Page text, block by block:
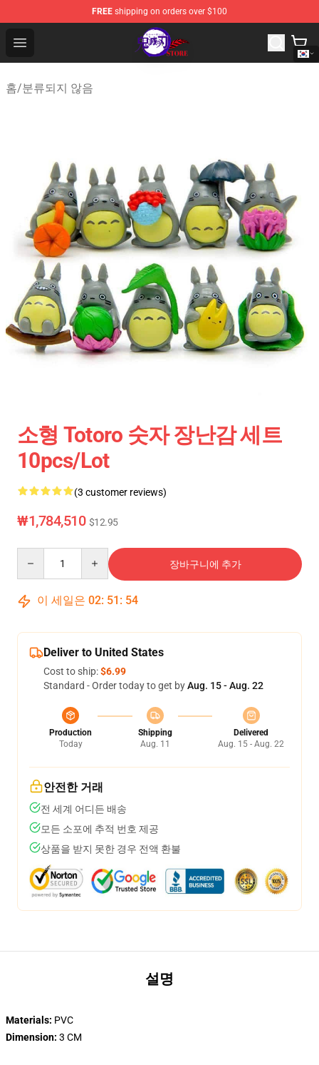
FREE shipping on orders over $100
Open menu
Kimetsu no Yaiba Store - Official Kimetsu no Yaiba
홈/분류되지 않음
소형 Totoro 숫자 장난감 세트
10pcs/lot
(3 customer reviews)
₩1,784,510 $12.95
장바구니에 추가
이 세일은 02: 51 : 53
Deliver to United States
Cost to ship:$6.99
Standard - Order today to get byAug. 15 - Aug. 22
Production
Today
Shipping
Aug. 11
Delivered
Aug. 15 - Aug. 22
안전한 거래
전 세계 어디든 배송
모든 소포에 추적 번호 제공
상품을 받지 못한 경우 전액 환불
설명
Materials: PVC
Dimension: 3 CM